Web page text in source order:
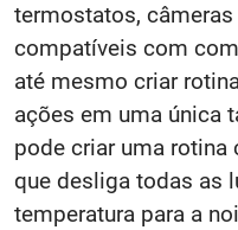
termostatos,
compatíveis com
até mesmo criar
ações em uma única
pode criar uma rotina
que desliga todas as
temperatura para a